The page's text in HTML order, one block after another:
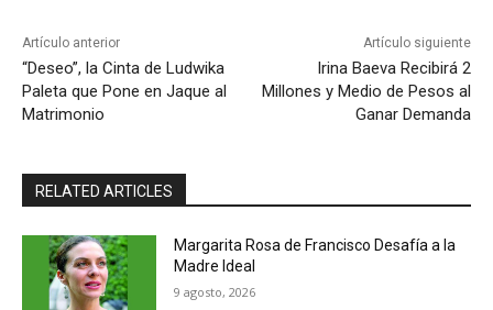
Artículo anterior
“Deseo”, la Cinta de Ludwika
Paleta que Pone en Jaque al
Matrimonio
Artículo siguiente
Irina Baeva Recibirá 2
Millones y Medio de Pesos al
Ganar Demanda
RELATED ARTICLES
Margarita Rosa de Francisco Desafía a la
Madre Ideal
9 agosto, 2026